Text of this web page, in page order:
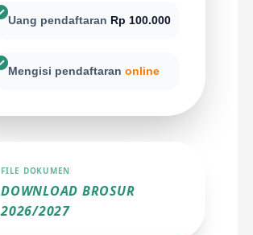
Uang pendaftaran Rp 100.000
Mengisi pendaftaranonline
FILE DOKUMEN
DOWNLOAD BROSUR
2026/2027